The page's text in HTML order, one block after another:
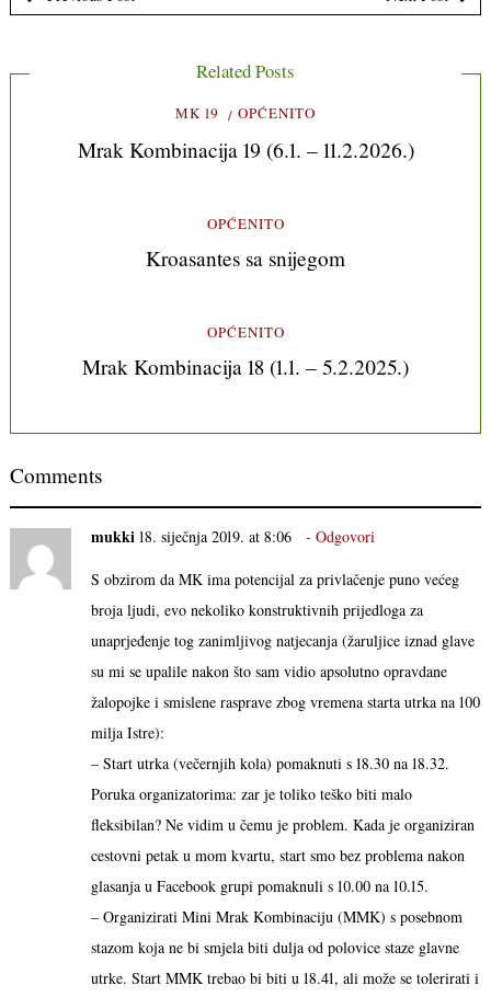
Related Posts
MK 19 OPĆENITO
Mrak Kombinacija 19 (6.1. – 11.2.2026.)
OPĆENITO
Kroasantes sa snijegom
OPĆENITO
Mrak Kombinacija 18 (1.1. – 5.2.2025.)
Comments
mukki 18. siječnja 2019. at 8:06 Odgovori
S obzirom da MK ima potencijal za privlačenje puno većeg
broja ljudi, evo nekoliko konstruktivnih prijedloga za
unaprjeđenje tog zanimljivog natjecanja (žaruljice iznad glave
su mi se upalile nakon što sam vidio apsolutno opravdane
žalopojke i smislene rasprave zbog vremena starta utrka na 100
milja Istre):
– Start utrka (večernjih kola) pomaknuti s 18.30 na 18.32.
Poruka organizatorima: zar je toliko teško biti malo
fleksibilan? Ne vidim u čemu je problem. Kada je organiziran
cestovni petak u mom kvartu, start smo bez problema nakon
glasanja u Facebook grupi pomaknuli s 10.00 na 10.15.
– Organizirati Mini Mrak Kombinaciju (MMK) s posebnom
stazom koja ne bi smjela biti dulja od polovice staze glavne
utrke. Start MMK trebao bi biti u 18.41, ali može se tolerirati i